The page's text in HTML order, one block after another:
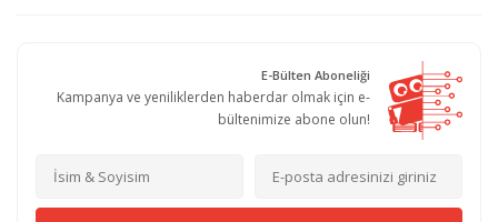
E-Bülten Aboneliği
Kampanya ve yeniliklerden haberdar olmak için e-
bültenimize abone olun!